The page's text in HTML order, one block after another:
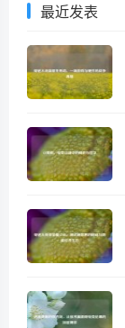
最近发表